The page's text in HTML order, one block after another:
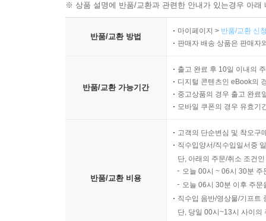
※ 상품 설명에 반품/교환과 관련한 안내가 있는경우 아
반품/교환 방법
마이페이지 > 반품/교환 신
판매자 배송 상품은 판매자
반품/교환 가능기간
출고 완료 후 10일 이내의
디지털 콘텐츠인 eBook의
중고상품의 경우 출고 완료
모바일 쿠폰의 경우 유효기
반품/교환 비용
고객의 단순변심 및 착오구
직수입양서/직수입일서중
단, 아래의 주문/취소 조건
오늘 00시 ~ 06시 30분
오늘 06시 30분 이후 주
직수입 음반/영상물/기프트
단, 당일 00시~13시 사이의